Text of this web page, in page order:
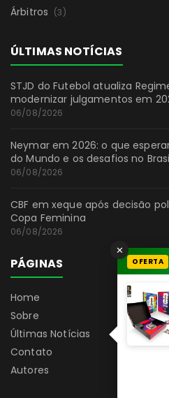
✕
OFERTA
Árbitros (3)
ÚLTIMAS NOTÍCIAS
STJD do Futebol atualiza
modernizar julgamentos em
06/08/2026
Neymar em 2026: o que
do Mundo e os desafios no
06/08/2026
CBF em xeque após decisão
Copa Feminina
06/08/2026
PÁGINAS
Home
Sobre
Últimas Notícias
Contato
Autores